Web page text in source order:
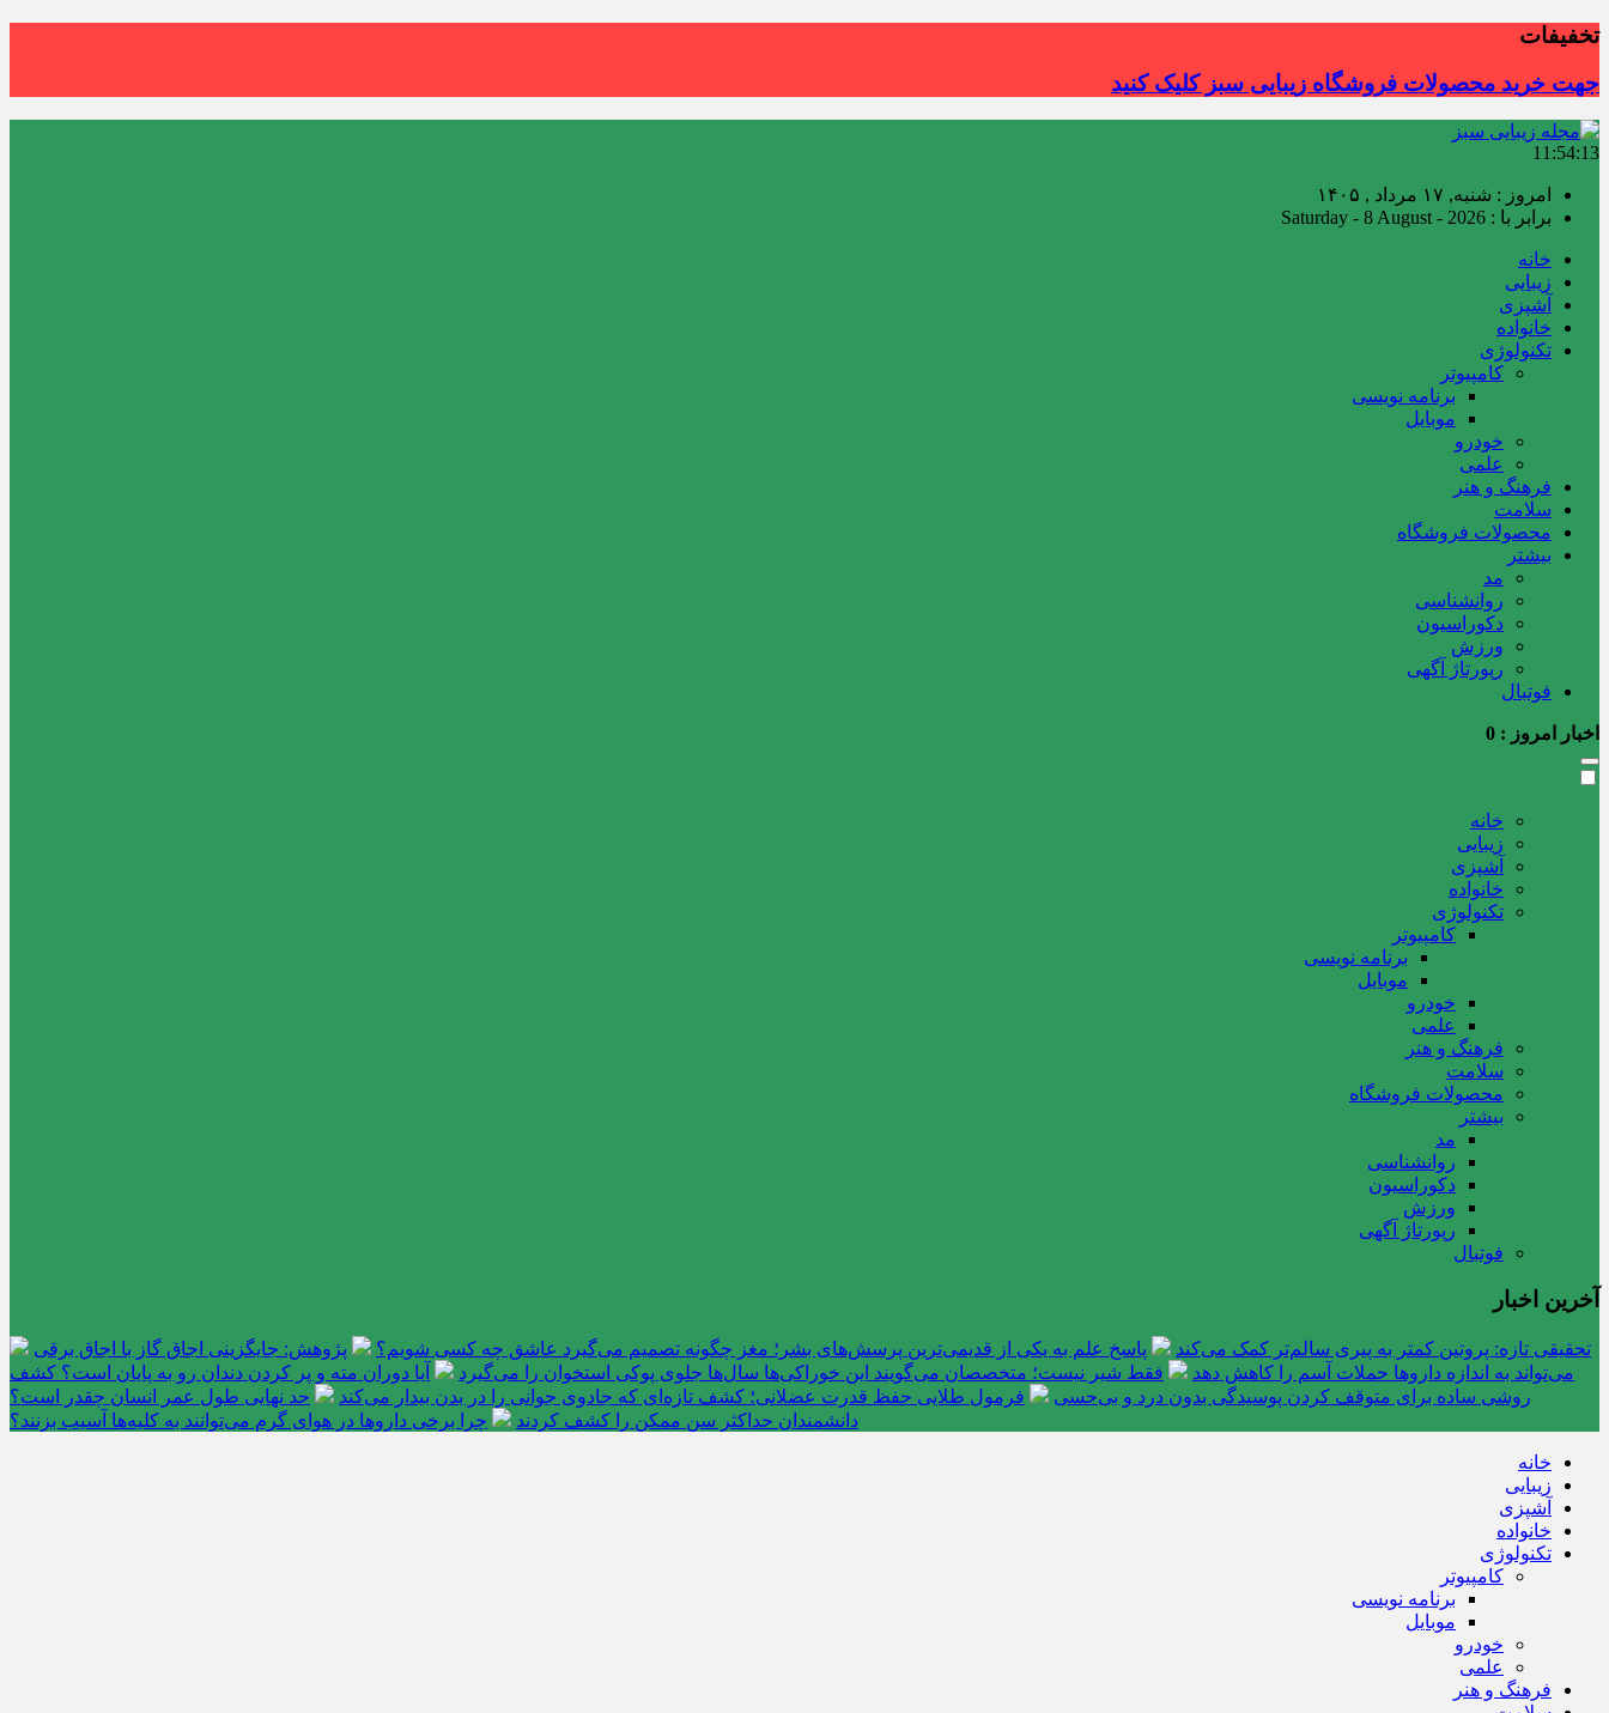
تخفیفات
جهت خرید محصولات فروشگاه زیبایی سبز کلیک کنید
11:54:14
امروز : شنبه, ۱۷ مرداد , ۱۴۰۵
برابر با : Saturday - 8 August - 2026
خانه
زیبایی
آشپزی
خانواده
تکنولوژی
کامپیوتر
برنامه نویسی
موبایل
خودرو
علمی
فرهنگ و هنر
سلامت
محصولات فروشگاه
بیشتر
مد
روانشناسی
دکوراسیون
ورزش
رپورتاژ آگهی
فوتبال
اخبار امروز : 0
خانه
زیبایی
آشپزی
خانواده
تکنولوژی
کامپیوتر
برنامه نویسی
موبایل
خودرو
علمی
فرهنگ و هنر
سلامت
محصولات فروشگاه
بیشتر
مد
روانشناسی
دکوراسیون
ورزش
رپورتاژ آگهی
فوتبال
آخرین اخبار
تحقیقی تازه: پروتین کمتر به پیری سالم‌تر کمک می‌کند پاسخ علم به یکی از قدیمی‌ترین پرسش‌های بشر؛ مغز چگونه تصمیم می‌گیرد عاشق چه کسی شویم؟
پژوهش: جایگزینی اجاق گاز با اجاق برقی
می‌تواند به اندازه داروها حملات آسم را کاهش دهد
فقط شیر نیست؛ متخصصان می‌گویند این خوراکی‌ها سال‌ها جلوی پوکی استخوان را می‌گیرد
آیا دوران مته و پر کردن دندان رو به پایان است؟ کشف
روشی ساده برای متوقف کردن پوسیدگی بدون درد و بی‌حسی
فرمول طلایی حفظ قدرت عضلانی؛ کشف تازه‌ای که جادوی جوانی را در بدن بیدار می‌کند
حد نهایی طول عمر انسان چقدر است؟
دانشمندان حداکثر سن ممکن را کشف کردند
چرا برخی داروها در هوای گرم می‌توانند به کلیه‌ها آسیب بزنند؟
خانه
زیبایی
آشپزی
خانواده
تکنولوژی
کامپیوتر
برنامه نویسی
موبایل
خودرو
علمی
فرهنگ و هنر